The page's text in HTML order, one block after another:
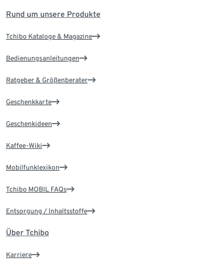
Rund um unsere Produkte
Tchibo Kataloge & Magazine
Bedienungsanleitungen
Ratgeber & Größenberater
Geschenkkarte
Geschenkideen
Kaffee-Wiki
Mobilfunklexikon
Tchibo MOBIL FAQs
Entsorgung / Inhaltsstoffe
Über Tchibo
Karriere